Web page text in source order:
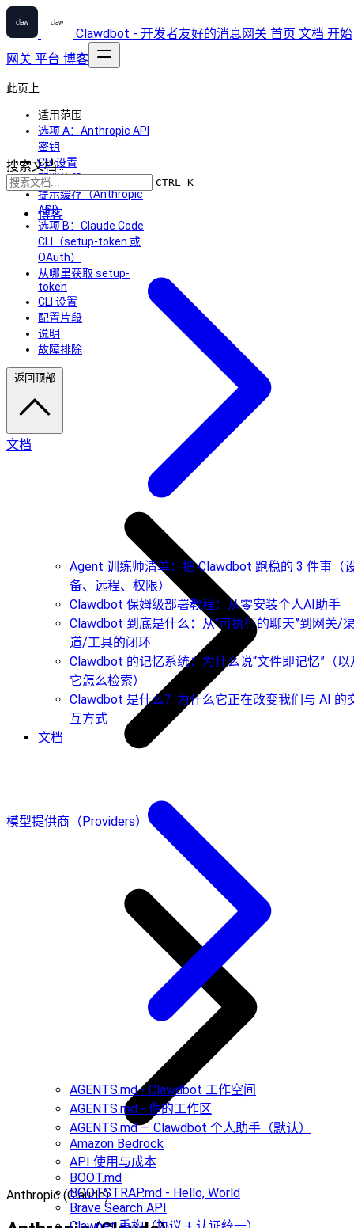
Clawdbot - 开发者友好的消息网关 首页 文档 开始
网关 平台 博客
搜索文档...
CTRL K
博客
Agent 训练师清单：把 Clawdbot 跑稳的 3 件事（
备、远程、权限）
Clawdbot 保姆级部署教程：从零安装个人AI助手
Clawdbot 到底是什么：从“可执行的聊天”到网关/
道/工具的闭环
Clawdbot 的记忆系统：为什么说“文件即记忆”（以
它怎么检索）
Clawdbot 是什么？为什么它正在改变我们与 AI 的
互方式
文档
AGENTS.md - Clawdbot 工作空间
AGENTS.md - 你的工作区
AGENTS.md — Clawdbot 个人助手（默认）
Amazon Bedrock
API 使用与成本
BOOT.md
BOOTSTRAP.md - Hello, World
Brave Search API
此页上
适用范围
选项 A：Anthropic API
密钥
CLI 设置
配置片段
提示缓存（Anthropic
API）
选项 B：Claude Code
CLI（setup-token 或
OAuth）
从哪里获取 setup-
token
CLI 设置
配置片段
说明
故障排除
返回顶部
文档
模型提供商（Providers）
Anthropic (Claude)